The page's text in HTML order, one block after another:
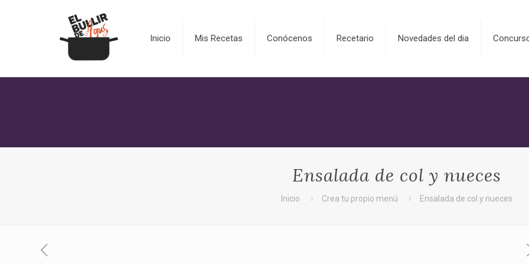
Inicio Mis Recetas Conócenos Recetario Novedades del dia
Ensalada de col y nueces
Inicio Crea tu propio menú Ensalada de col y nueces